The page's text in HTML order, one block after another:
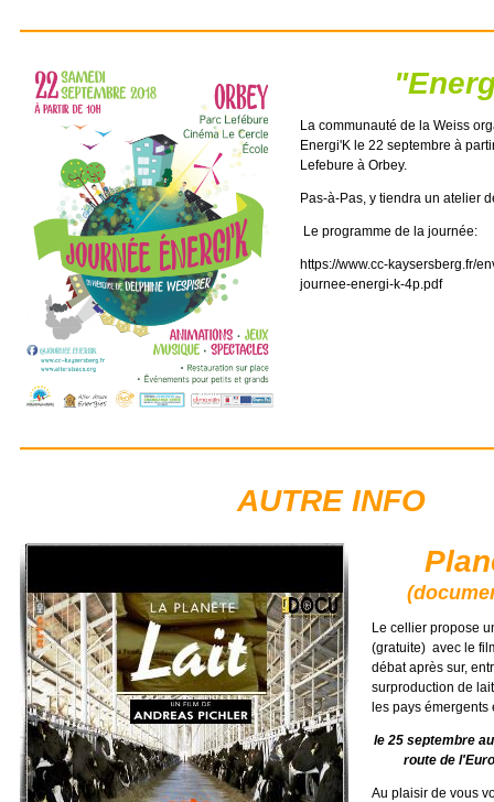
La communauté de la Weiss
Energi'K le 22 septembre à
Lefebure à Orbey.
Pas-à-Pas, y tiendra un atelier
Le programme de la journée:
https://www.cc-kaysersberg.fr/
journee-energi-k-4p.pdf
AUTRE INFO
Le cellier propose
(gratuite) avec le
débat après sur,
surproduction de
les pays émergents
le 25 septembre
route de
Au plaisir de vous